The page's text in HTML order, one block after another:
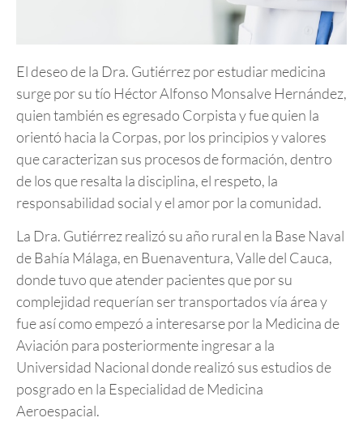
El deseo de la Dra. Gutiérrez por estudiar medicina
surge por su tío Héctor Alfonso Monsalve Hernández,
quien también es egresado Corpista y fue quien la
orientó hacia la Corpas, por los principios y valores
que caracterizan sus procesos de formación, dentro
de los que resalta la disciplina, el respeto, la
responsabilidad social y el amor por la comunidad.
La Dra. Gutiérrez realizó su año rural en la Base Naval
de Bahía Málaga, en Buenaventura, Valle del Cauca,
donde tuvo que atender pacientes que por su
complejidad requerían ser transportados vía área y
fue así como empezó a interesarse por la Medicina de
Aviación para posteriormente ingresar a la
Universidad Nacional donde realizó sus estudios de
posgrado en la Especialidad de Medicina
Aeroespacial.